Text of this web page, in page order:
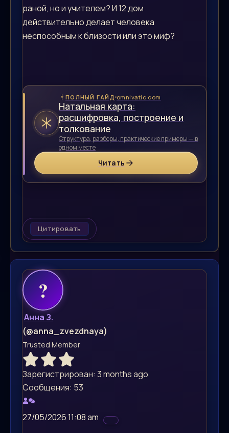
раной, но и учителем? И 12 дом
действительно делает человека
неспособным к близости или это миф?
ПОЛНЫЙ ГАЙД omnivatic.com
Натальная карта:
расшифровка, построение и
толкование
Структура, разборы, практические примеры — в
одном месте
Читать
Цитировать
Анна З.
(@anna_zvezdnaya)
Trusted Member
Зарегистрирован: 3 months ago
Сообщения: 53
27/05/2026 11:08 am